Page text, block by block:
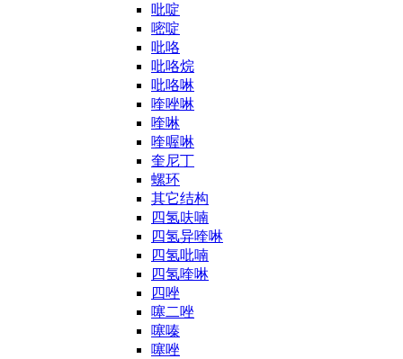
吡啶
嘧啶
吡咯
吡咯烷
吡咯啉
喹唑啉
喹啉
喹喔啉
奎尼丁
螺环
其它结构
四氢呋喃
四氢异喹啉
四氢吡喃
四氢喹啉
四唑
噻二唑
噻嗪
噻唑